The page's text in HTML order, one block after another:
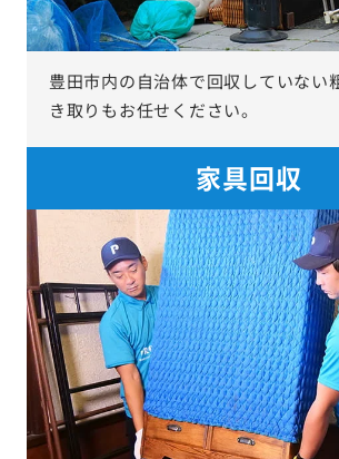
豊田市内の自治体で回収していない
き取りもお任せください。
家具回収